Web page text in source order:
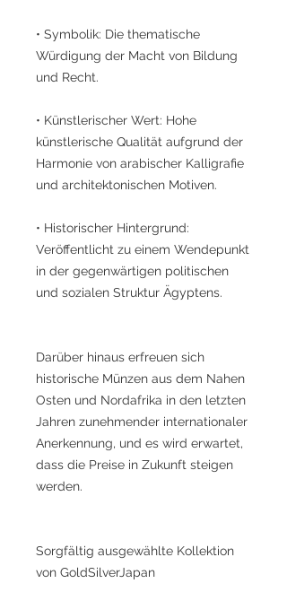
• Symbolik: Die thematische
Würdigung der Macht von Bildung
und Recht.
• Künstlerischer Wert: Hohe
künstlerische Qualität aufgrund der
Harmonie von arabischer Kalligrafie
und architektonischen Motiven.
• Historischer Hintergrund:
Veröffentlicht zu einem Wendepunkt
in der gegenwärtigen politischen
und sozialen Struktur Ägyptens.
Darüber hinaus erfreuen sich
historische Münzen aus dem Nahen
Osten und Nordafrika in den letzten
Jahren zunehmender internationaler
Anerkennung, und es wird erwartet,
dass die Preise in Zukunft steigen
werden.
Sorgfältig ausgewählte Kollektion
von GoldSilverJapan